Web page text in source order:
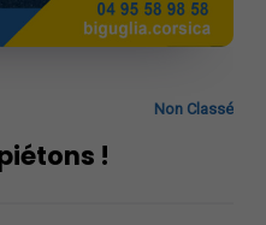
Non Classé
!